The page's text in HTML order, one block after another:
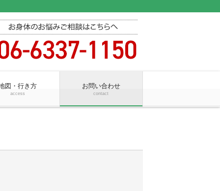
図・行き方
access
お問い合わせ
contact